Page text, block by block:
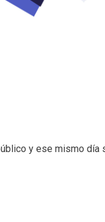
y ese mismo día